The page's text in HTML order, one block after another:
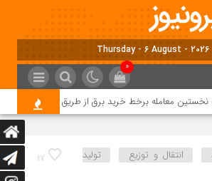
0
معامله برخط خرید برق از طریق بورس انرژی در
17 انتقال و توزیع
تولید